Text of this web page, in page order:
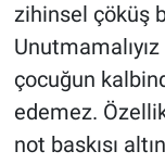
zihinsel çöküş
çocuğun
edemez.
not baskısı